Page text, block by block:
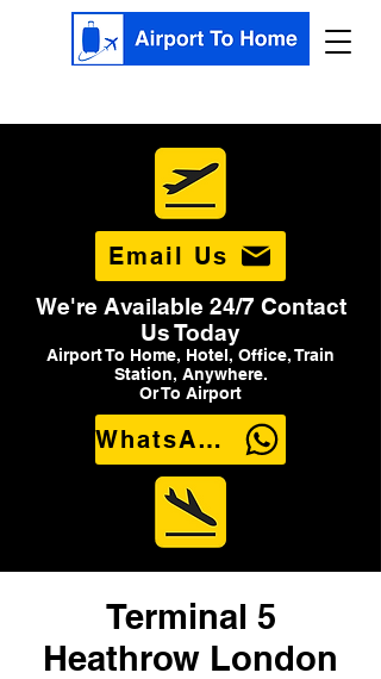
Email Us
We're Available 24/7 Contact
Us Today
Airport To Home, Hotel, Office, Train
Station, Anywhere.
Or To Airport
WhatsApp Us
Terminal 5
Heathrow London